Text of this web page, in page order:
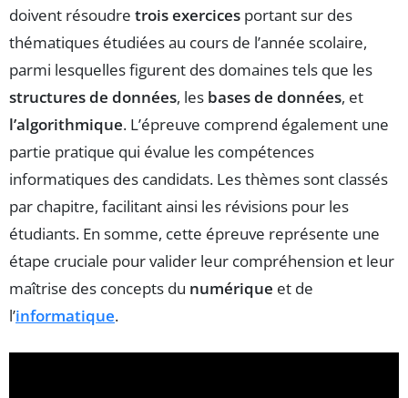
doivent résoudre trois exercices portant sur des
thématiques étudiées au cours de l’année scolaire,
parmi lesquelles figurent des domaines tels que les
structures de données, les bases de données, et
l’algorithmique. L’épreuve comprend également une
partie pratique qui évalue les compétences
informatiques des candidats. Les thèmes sont classés
par chapitre, facilitant ainsi les révisions pour les
étudiants. En somme, cette épreuve représente une
étape cruciale pour valider leur compréhension et leur
maîtrise des concepts du numérique et de
l’informatique.